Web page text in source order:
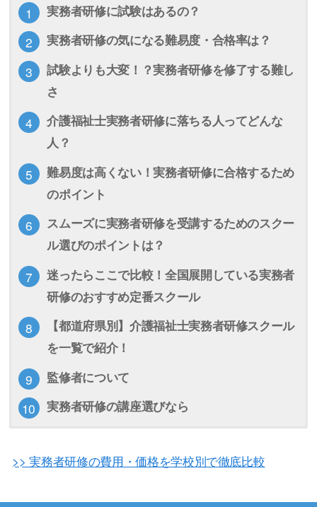
実務者研修に試験はあるの？
実務者研修の気になる難易度・合格率は？
試験よりも大変！？実務者研修を修了する難し
さ
介護福祉士実務者研修に落ちる人ってどんな
人？
難易度は高くない！実務者研修に合格するため
のポイント
スムーズに実務者研修を受講するためのスクー
ル選びのポイントは？
迷ったらここで比較！全国展開している実務者
研修のおすすめ定番スクール
【都道府県別】介護福祉士実務者研修スクール
を一覧で紹介！
監修者について
実務者研修の講座選びなら
>> 実務者研修の費用・価格を学校別で徹底比較